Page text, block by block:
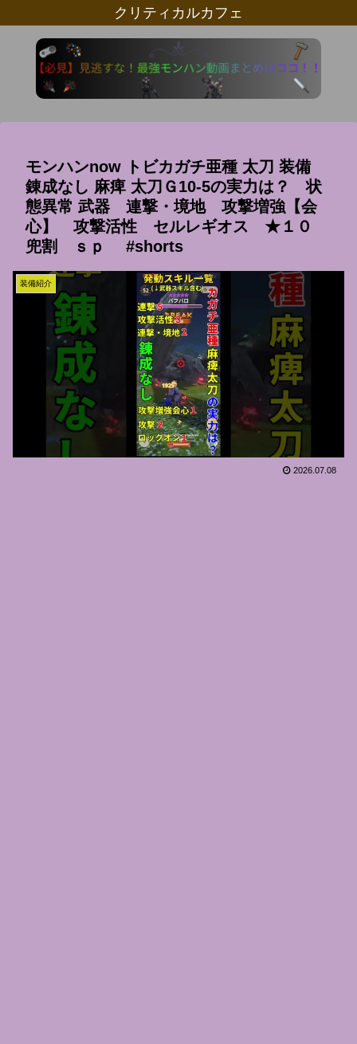
クリティカルカフェ
モンハンnow トビカガチ亜種 太刀 装備
錬成なし 麻痺 太刀Ｇ10-5の実力は？ 状
態異常 武器 連撃・境地 攻撃増強【会
心】 攻撃活性 セルレギオス ★１０
兜割 ｓｐ #shorts
装備紹介
2026.07.08